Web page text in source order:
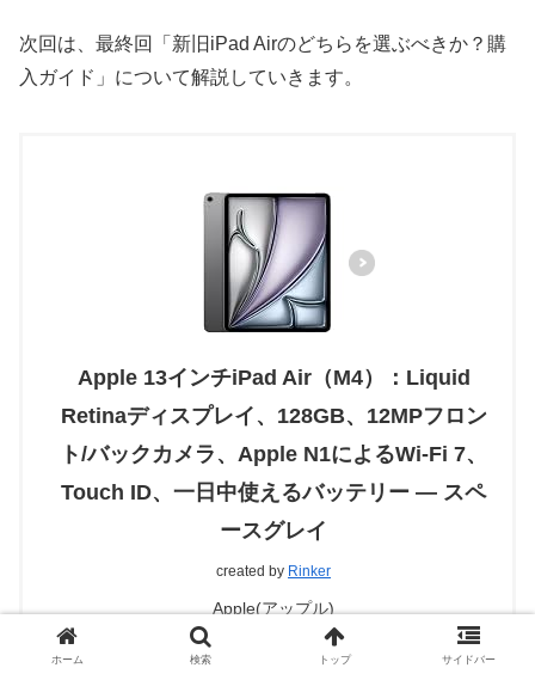
次回は、最終回「新旧iPad Airのどちらを選ぶべきか？購
入ガイド」について解説していきます。
Apple 13インチiPad Air（M4）：Liquid
Retinaディスプレイ、128GB、12MPフロン
ト/バックカメラ、Apple N1によるWi-Fi 7、
Touch ID、一日中使えるバッテリー — スペ
ースグレイ
created by Rinker
Apple(アップル)
ホーム 検索 トップ サイドバー